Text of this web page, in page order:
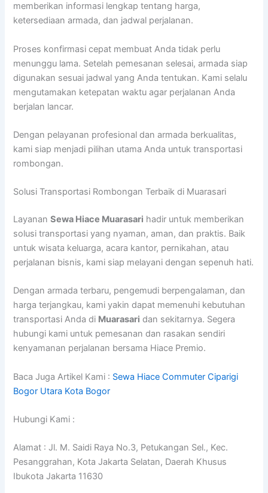
memberikan informasi lengkap tentang harga,
ketersediaan armada, dan jadwal perjalanan.
Proses konfirmasi cepat membuat Anda tidak perlu
menunggu lama. Setelah pemesanan selesai, armada siap
digunakan sesuai jadwal yang Anda tentukan. Kami selalu
mengutamakan ketepatan waktu agar perjalanan Anda
berjalan lancar.
Dengan pelayanan profesional dan armada berkualitas,
kami siap menjadi pilihan utama Anda untuk transportasi
rombongan.
Solusi Transportasi Rombongan Terbaik di Muarasari
LayananSewa Hiace Muarasari hadir untuk memberikan
solusi transportasi yang nyaman, aman, dan praktis. Baik
untuk wisata keluarga, acara kantor, pernikahan, atau
perjalanan bisnis, kami siap melayani dengan sepenuh hati.
Dengan armada terbaru, pengemudi berpengalaman, dan
harga terjangkau, kami yakin dapat memenuhi kebutuhan
transportasi Anda di Muarasari dan sekitarnya. Segera
hubungi kami untuk pemesanan dan rasakan sendiri
kenyamanan perjalanan bersama Hiace Premio.
Baca Juga Artikel Kami : Sewa Hiace Commuter Ciparigi
Bogor Utara Kota Bogor
Hubungi Kami :
Alamat : Jl. M. Saidi Raya No.3, Petukangan Sel., Kec.
Pesanggrahan, Kota Jakarta Selatan, Daerah Khusus
Ibukota Jakarta 11630